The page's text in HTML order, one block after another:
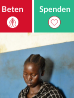
Beten Spenden